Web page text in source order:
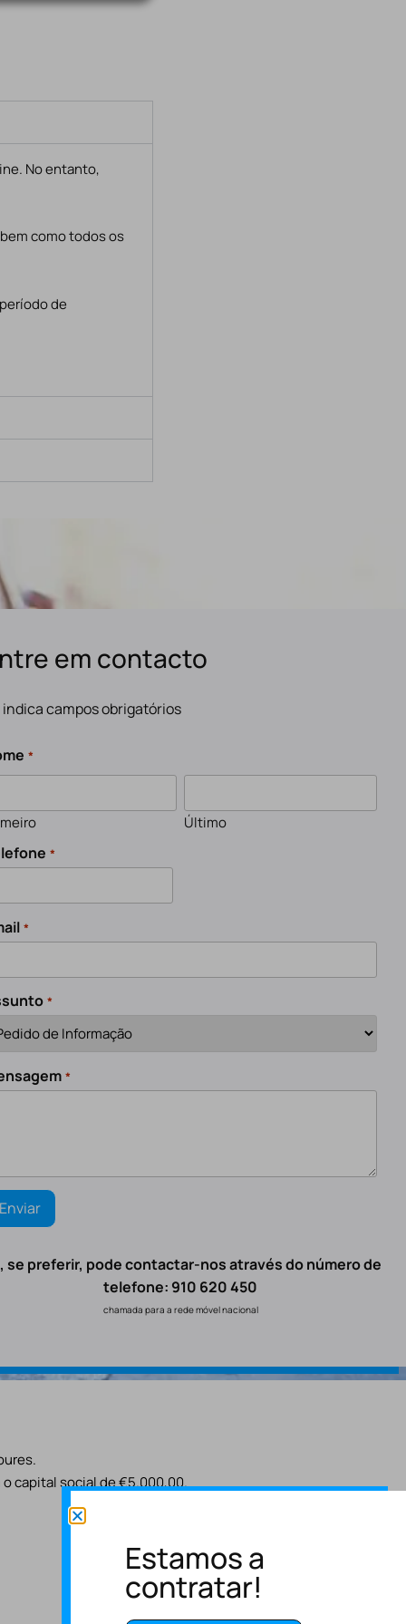
No entanto,
como todos os
de
em contacto
indica campos obrigatórios
*
Último
*
*
*
*
se preferir, pode contactar-nos através do número de
telefone: 910 620 450
chamada para a rede móvel nacional
o capital social de €5.000,00.
Estamos a
contratar!